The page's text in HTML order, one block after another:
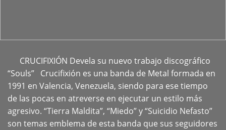
CRUCIFIXIÓN Devela su nuevo trabajo discográfico
“Souls” Crucifixión es una banda de Metal formada en
1991 en Valencia, Venezuela, siendo para ese tiempo
de las pocas en atreverse en ejecutar un estilo más
agresivo. “Tierra Maldita”, “Miedo” y “Suicidio Nefasto”
son temas emblema de esta banda que sus seguidores
+